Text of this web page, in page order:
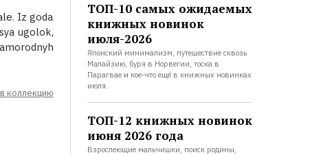
Iz goda
ugolok,
коллекцию
ТОП-10 самых ожидаемых
книжных новинок
июля-2026
Японский минимализм, путешествие сквозь
Малайзию, буря в Норвегии, тоска в
Парагвае и кое-что ещё в книжных новинках
июля.
ТОП-12 книжных новинок
июня 2026 года
Взрослеющие мальчишки, поиск родины,